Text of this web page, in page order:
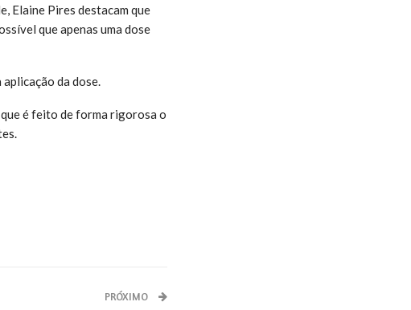
Elaine Pires destacam que
que apenas uma dose
da dose.
é feito de forma rigorosa o
PRÓXIMO